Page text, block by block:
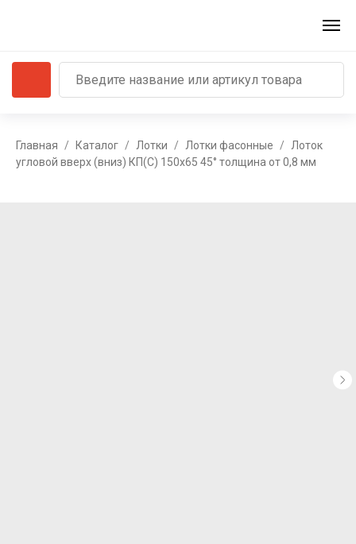
Главная Каталог Лотки Лотки фасонные
Лоток
угловой вверх (вниз) КП(С) 150x65 45° толщина от 0,8 мм